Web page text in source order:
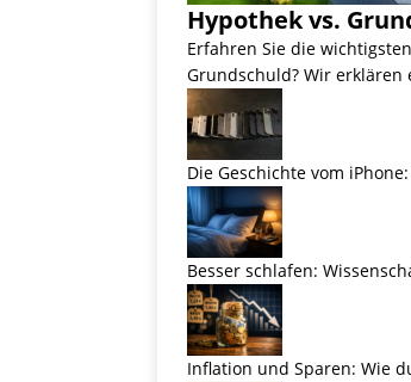
Hypothek vs.
Erfahren Sie die
Grundschuld? Wir erklären
Die Geschichte vom
Besser schlafen:
Inflation und Sparen: Wie